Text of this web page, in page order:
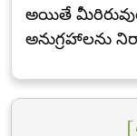
అయితే
అనుగ్రహాలను